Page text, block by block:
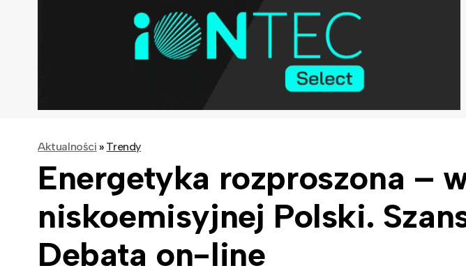
Aktualności » Trendy
Energetyka rozproszona –
niskoemisyjnej Polski.
Debata on-line